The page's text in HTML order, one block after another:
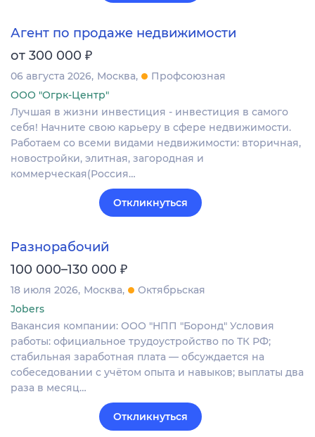
Агент по продаже недвижимости
от 300 000 ₽
06 августа 2026 Москва
Профсоюзная
ООО "Огрк-Центр"
Лучшая в жизни инвестиция - инвестиция в самого
себя! Начните свою карьеру в сфере недвижимости.
Работаем со всеми видами недвижимости: вторичная,
новостройки, элитная, загородная и
коммерческая(Россия…
Откликнуться
Разнорабочий
100 000–130 000 ₽
18 июля 2026 Москва
Октябрьская
Jobers
Вакансия компании: ООО "НПП "Боронд" Условия
работы: официальное трудоустройство по ТК РФ;
стабильная заработная плата — обсуждается на
собеседовании с учётом опыта и навыков; выплаты два
раза в месяц…
Откликнуться